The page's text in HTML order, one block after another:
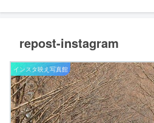
repost-instagram
インスタ映え写真館